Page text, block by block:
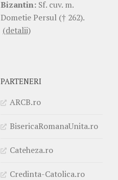
Bizantin: Sf. cuv. m.
Dometie Persul († 262).
(detalii)
PARTENERI
ARCB.ro
BisericaRomanaUnita.ro
Cateheza.ro
Credinta-Catolica.ro